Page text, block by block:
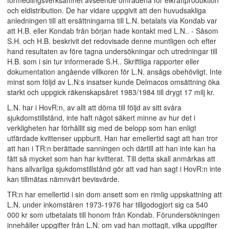
och eldistribution. De har vidare uppgivit att den huvudsakliga
anledningen till att ersättningarna till L.N. betalats via Kondab var
att H.B. eller Kondab från början hade kontakt med L.N.. - Såsom
S.H. och H.B. beskrivit det redovisade denne muntligen och efter
hand resultaten av före tagna undersökningar och utredningar till
H.B. som i sin tur informerade S.H.. Skriftliga rapporter eller
dokumentation angående villkoren för L.N. ansågs obehövligt. Inte
minst som följd av L.N:s insatser kunde Delmacos omsättning öka
starkt och uppgick räkenskapsåret 1983/1984 till drygt 17 milj kr.
L.N. har i HovR:n, av allt att döma till följd av sitt svåra
sjukdomstillstånd, inte haft något säkert minne av hur det i
verkligheten har förhållit sig med de belopp som han enligt
utfärdade kvittenser uppburit. Han har emellertid sagt att han tror
att han i TR:n berättade sanningen och därtill att han inte kan ha
fått så mycket som han har kvitterat. Till detta skall anmärkas att
hans allvarliga sjukdomstillstånd gör att vad han sagt i HovR:n inte
kan tillmätas nämnvärt bevisvärde.
TR:n har emellertid i sin dom ansett som en rimlig uppskattning att
L.N. under inkomståren 1973-1976 har tillgodogjort sig ca 540
000 kr som utbetalats till honom från Kondab. Förundersökningen
innehåller uppgifter från L.N. om vad han mottagit, vilka uppgifter